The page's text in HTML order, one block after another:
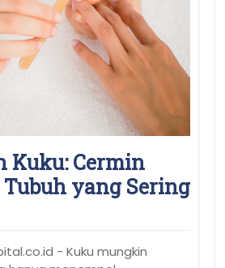
Kuku: Cermin
Tubuh yang Sering
- Kuku mungkin